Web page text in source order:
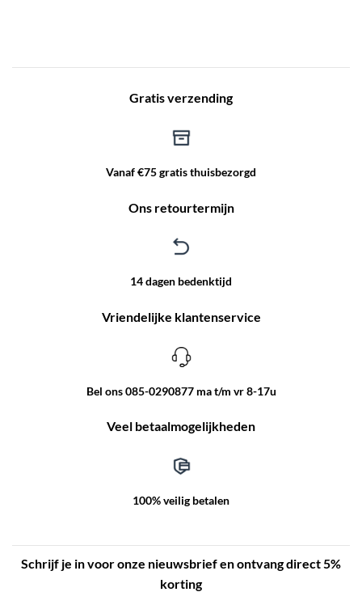
Gratis verzending
Vanaf €75 gratis thuisbezorgd
Ons retourtermijn
14 dagen bedenktijd
Vriendelijke klantenservice
Bel ons 085-0290877 ma t/m vr 8-17u
Veel betaalmogelijkheden
100% veilig betalen
Schrijf je in voor onze nieuwsbrief en ontvang direct 5%
korting